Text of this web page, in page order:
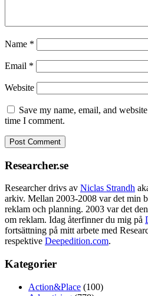
Name *
Email *
Website
Save my name, email, and
time I comment.
Researcher.se
Researcher drivs av Niclas Strandh
arkiv. Mellan 2003-2008 var det min
reklam och planning. 2003 var det
om reklam. Idag återfinner du mig på
fortsättning på mitt arbete med
respektive Deepedition.com.
Kategorier
Action&Place (100)